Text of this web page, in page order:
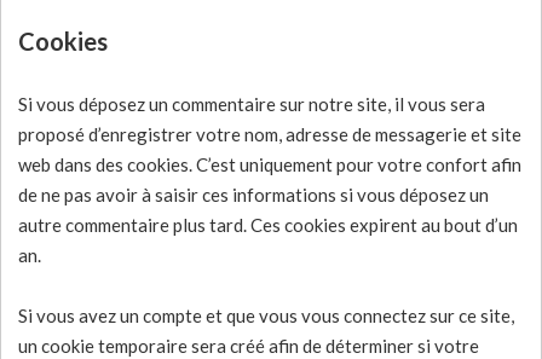
Cookies
Si vous déposez un commentaire sur notre site, il vous sera
proposé d’enregistrer votre nom, adresse de messagerie et site
web dans des cookies. C’est uniquement pour votre confort afin
de ne pas avoir à saisir ces informations si vous déposez un
autre commentaire plus tard. Ces cookies expirent au bout d’un
an.
Si vous avez un compte et que vous vous connectez sur ce site,
un cookie temporaire sera créé afin de déterminer si votre